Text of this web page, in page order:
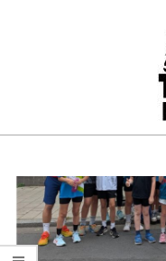
TG
FRIEDBERG
HANDBALL
Menu